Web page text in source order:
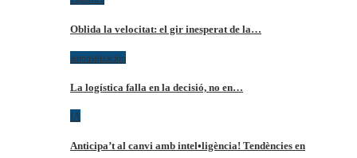
Oblida la velocitat: el gir inesperat de la…
automatizacion
La logística falla en la decisió, no en…
IA
Anticipa’t al canvi amb intel•ligència! Tendències en